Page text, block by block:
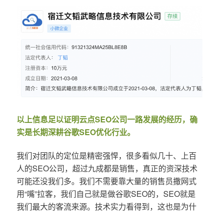
以上信息足以证明云点SEO公司一路发展的经历，确
实是长期深耕谷歌SEO优化行业。
我们对团队的定位是精密强悍，很多看似几十、上百
人的SEO公司，超过九成都是销售，真正的资深技术
可能还没我们多。我们不需要靠大量的销售员撒网式
用“嘴”拉客，我们自己就是做谷歌SEO的，SEO就是
我们最大的客流来源。技术实力看得到，这也是为什